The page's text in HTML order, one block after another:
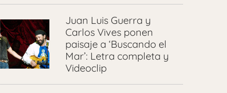
Juan Luis Guerra y
Carlos Vives ponen
paisaje a ‘Buscando el
Mar’: Letra completa y
Videoclip